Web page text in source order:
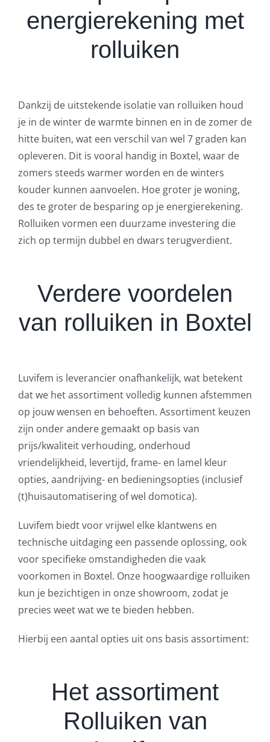
energierekening met
rolluiken
Dankzij de uitstekende isolatie van rolluiken houd
je in de winter de warmte binnen en in de zomer de
hitte buiten, wat een verschil van wel 7 graden kan
opleveren. Dit is vooral handig in Boxtel, waar de
zomers steeds warmer worden en de winters
kouder kunnen aanvoelen. Hoe groter je woning,
des te groter de besparing op je energierekening.
Rolluiken vormen een duurzame investering die
zich op termijn dubbel en dwars terugverdient.
Verdere voordelen
van rolluiken in Boxtel
Luvifem is leverancier onafhankelijk, wat betekent
dat we het assortiment volledig kunnen afstemmen
op jouw wensen en behoeften. Assortiment keuzen
zijn onder andere gemaakt op basis van
prijs/kwaliteit verhouding, onderhoud
vriendelijkheid, levertijd, frame- en lamel kleur
opties, aandrijving- en bedieningsopties (inclusief
(t)huisautomatisering of wel domotica).
Luvifem biedt voor vrijwel elke klantwens en
technische uitdaging een passende oplossing, ook
voor specifieke omstandigheden die vaak
voorkomen in Boxtel. Onze hoogwaardige rolluiken
kun je bezichtigen in onze showroom, zodat je
precies weet wat we te bieden hebben.
Hierbij een aantal opties uit ons basis assortiment:
Het assortiment
Rolluiken van